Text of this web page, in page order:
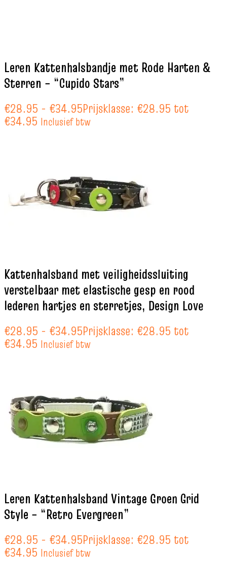
Leren Kattenhalsbandje met Rode Harten &
Sterren – “Cupido Stars”
€28.95 - €34.95Prijsklasse: €28.95 tot
€34.95 Inclusief btw
Kattenhalsband met veiligheidssluiting
verstelbaar met elastische gesp en rood
lederen hartjes en sterretjes, Design Love
€28.95 - €34.95Prijsklasse: €28.95 tot
€34.95 Inclusief btw
Leren Kattenhalsband Vintage Groen Grid
Style – “Retro Evergreen”
€28.95 - €34.95Prijsklasse: €28.95 tot
€34.95 Inclusief btw